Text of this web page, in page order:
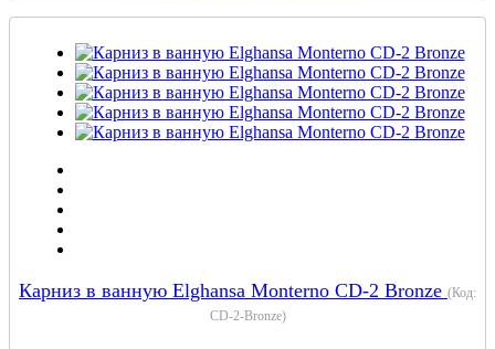
Карниз в ванную Elghansa Monterno CD-2 Bronze (Код:
CD-2-Bronze)